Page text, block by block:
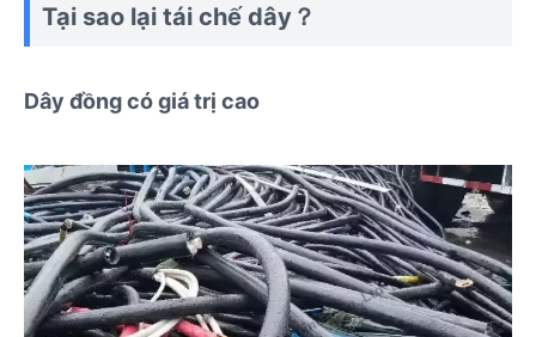
Tại sao lại tái chế dây？
Dây đồng có giá trị cao